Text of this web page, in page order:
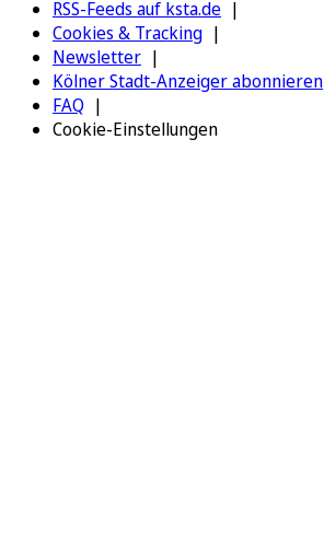
RSS-Feeds auf ksta.de
Cookies & Tracking
Newsletter
Kölner Stadt-Anzeiger abonnieren
FAQ
Cookie-Einstellungen